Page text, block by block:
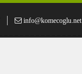
info@komecoglu.net